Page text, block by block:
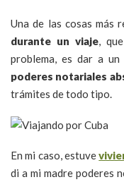
Una de las cosas más
durante un viaje,
problema, es dar a
poderes notariales
trámites de todo tipo.
En mi caso, estuve
di a mi madre poderes